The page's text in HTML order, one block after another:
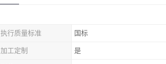
执行质量标准 国标
加工定制 是